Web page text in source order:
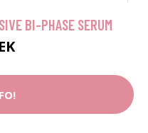
BI-PHASE SERUM